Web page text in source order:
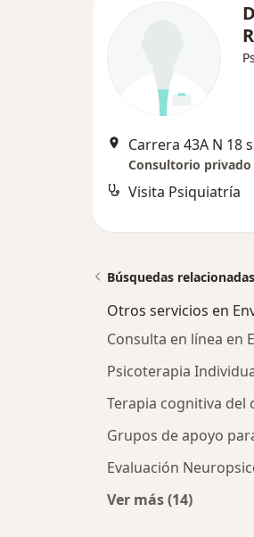
Consultorio privado
Visita Psiquiatría
Búsquedas relacionadas
Otros servicios en
Consulta en línea en
Psicoterapia
Terapia cognitiva del
Grupos de apoyo
Evaluación
Ver más (14)